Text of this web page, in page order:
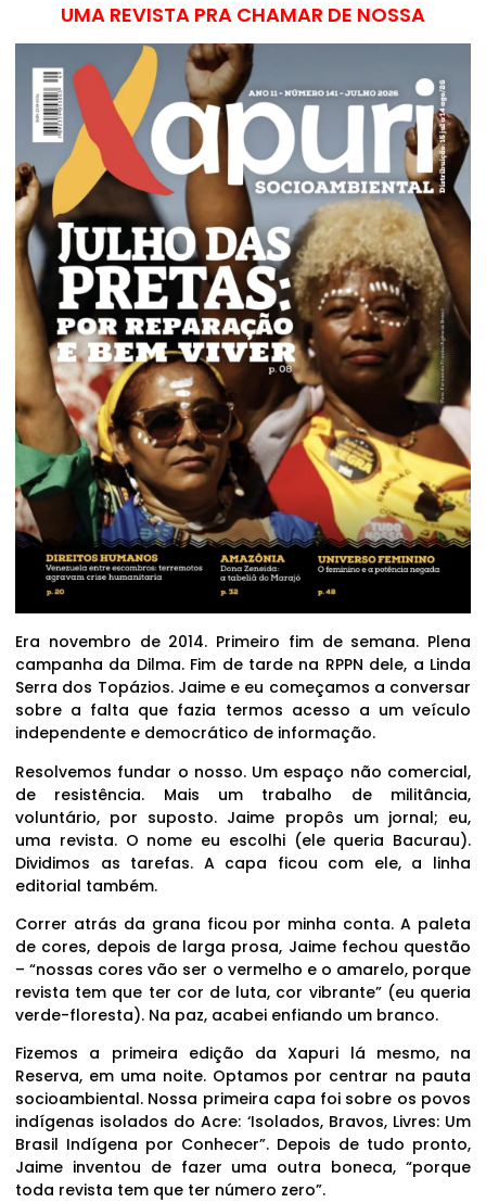
UMA REVISTA PRA CHAMAR DE NOSSA
Era novembro de 2014. Primeiro fim de semana. Plena
campanha da Dilma. Fim de tarde na RPPN dele, a Linda
Serra dos Topázios. Jaime e eu começamos a conversar
sobre a falta que fazia termos acesso a um veículo
independente e democrático de informação.
Resolvemos fundar o nosso. Um espaço não comercial,
de resistência. Mais um trabalho de militância,
voluntário, por suposto. Jaime propôs um jornal; eu,
uma revista. O nome eu escolhi (ele queria Bacurau).
Dividimos as tarefas. A capa ficou com ele, a linha
editorial também.
Correr atrás da grana ficou por minha conta. A paleta
de cores, depois de larga prosa, Jaime fechou questão
– “nossas cores vão ser o vermelho e o amarelo, porque
revista tem que ter cor de luta, cor vibrante” (eu queria
verde-floresta). Na paz, acabei enfiando um branco.
Fizemos a primeira edição da Xapuri lá mesmo, na
Reserva, em uma noite. Optamos por centrar na pauta
socioambiental. Nossa primeira capa foi sobre os povos
indígenas isolados do Acre: ‘Isolados, Bravos, Livres: Um
Brasil Indígena por Conhecer”. Depois de tudo pronto,
Jaime inventou de fazer uma outra boneca, “porque
toda revista tem que ter número zero”.